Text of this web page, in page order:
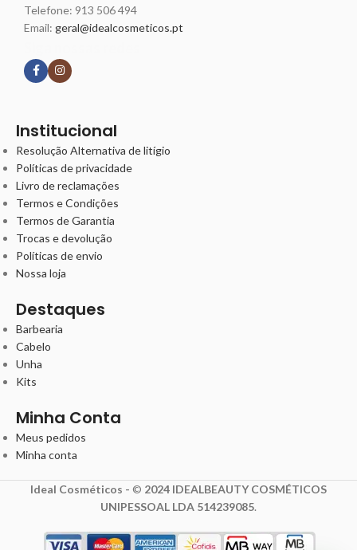
Telefone: 913 506 494
Email: geral@idealcosmeticos.pt
Institucional
Resolução Alternativa de litígio
Políticas de privacidade
Livro de reclamações
Termos e Condições
Termos de Garantia
Trocas e devolução
Políticas de envio
Nossa loja
Destaques
Barbearia
Cabelo
Unha
Kits
Minha Conta
Meus pedidos
Minha conta
Ideal Cosméticos - © 2024 IDEALBEAUTY COSMÉTICOS
UNIPESSOAL LDA 514239085.